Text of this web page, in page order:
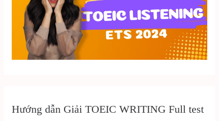
Hướng dẫn Giải TOEIC WRITING Full test